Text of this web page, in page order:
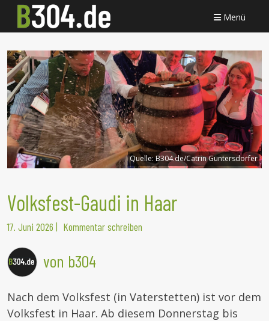
Menü
Quelle:B304.de/Catrin Guntersdorfer
Volksfest-Gaudi in Haar
17. Juni 2026 | Kommentar schreiben
von b304
Nach dem Volksfest (in Vaterstetten) ist vor dem
Volksfest in Haar. Ab diesem Donnerstag bis